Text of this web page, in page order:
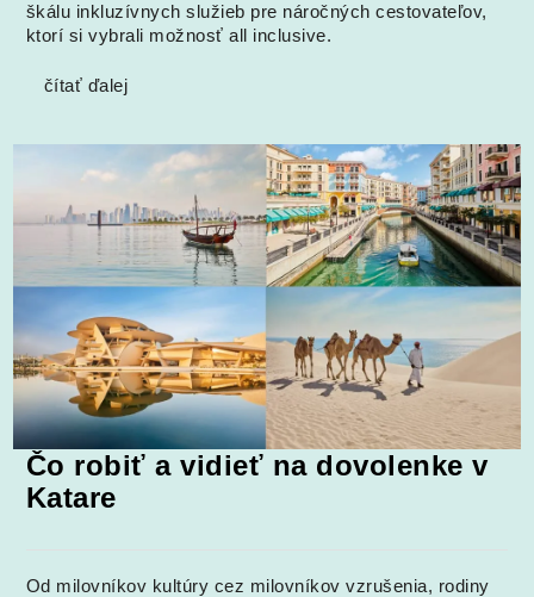
škálu inkluzívnych služieb pre náročných cestovateľov,
ktorí si vybrali možnosť all inclusive.
čítať ďalej
Čo robiť a vidieť na dovolenke v
Katare
Od milovníkov kultúry cez milovníkov vzrušenia, rodiny